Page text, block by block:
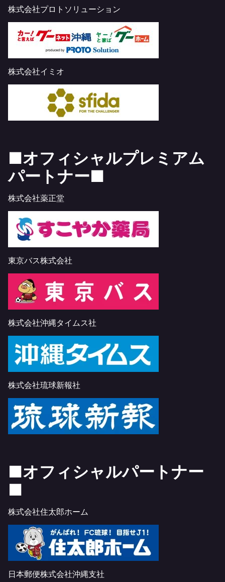
株式会社プロトソリューション
株式会社イミオ
■オフィシャルプレミアム
パートナー■
株式会社薬正堂
東京バス株式会社
株式会社沖縄タイムス社
株式会社琉球新報社
■オフィシャルパートナー
■
株式会社住太郎ホーム
日本郵便株式会社沖縄支社